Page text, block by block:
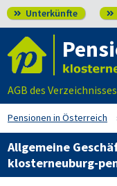
 Unterkünfte 
AGB des
Pensionen in Österreich
Allgemeine
klosterneuburg-